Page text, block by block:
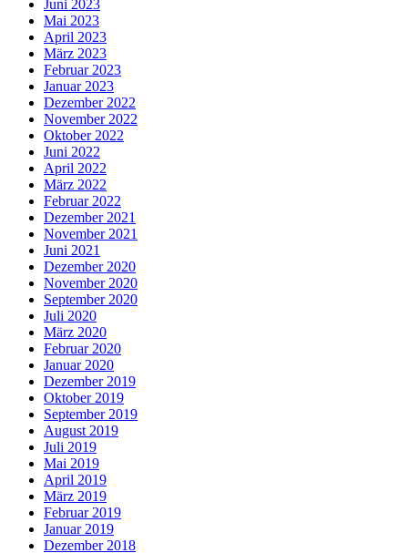
Juni 2023
Mai 2023
April 2023
März 2023
Februar 2023
Januar 2023
Dezember 2022
November 2022
Oktober 2022
Juni 2022
April 2022
März 2022
Februar 2022
Dezember 2021
November 2021
Juni 2021
Dezember 2020
November 2020
September 2020
Juli 2020
März 2020
Februar 2020
Januar 2020
Dezember 2019
Oktober 2019
September 2019
August 2019
Juli 2019
Mai 2019
April 2019
März 2019
Februar 2019
Januar 2019
Dezember 2018